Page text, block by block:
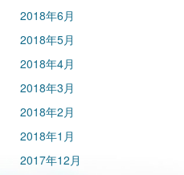
2018年6月
2018年5月
2018年4月
2018年3月
2018年2月
2018年1月
2017年12月